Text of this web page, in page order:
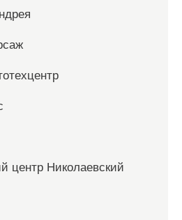
центр Николаевский